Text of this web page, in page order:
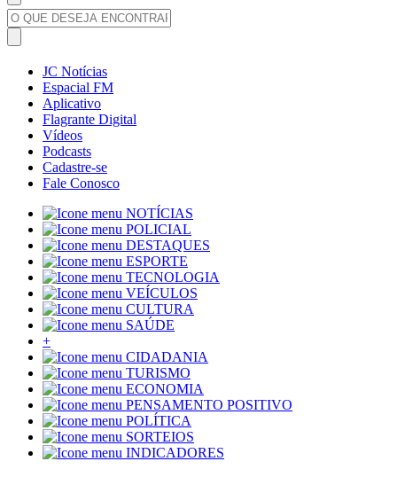
JC Notícias
Espacial FM
Aplicativo
Flagrante Digital
Vídeos
Podcasts
Cadastre-se
Fale Conosco
NOTÍCIAS
POLICIAL
DESTAQUES
ESPORTE
TECNOLOGIA
VEÍCULOS
CULTURA
SAÚDE
+
CIDADANIA
TURISMO
ECONOMIA
PENSAMENTO POSITIVO
POLÍTICA
SORTEIOS
INDICADORES